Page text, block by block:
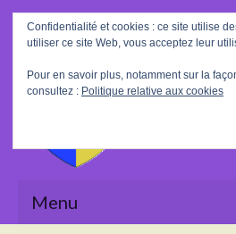
Rechercher
:
Menu
Confidentialité et cookies : ce site utilise
utiliser ce site Web, vous acceptez leur
Pour en savoir plus, notamment sur la
consultez : Politique relative aux cookies